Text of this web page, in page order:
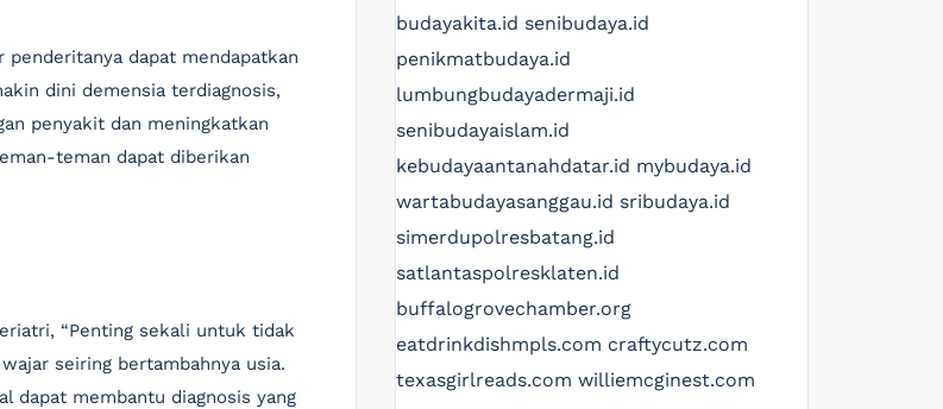
penderitanya dapat mendapatkan
dini demensia terdiagnosis,
penyakit dan meningkatkan
teman dapat diberikan
“Penting sekali untuk tidak
seiring bertambahnya usia.
dapat membantu diagnosis yang
budayakita.id senibudaya.id
penikmatbudaya.id
lumbungbudayadermaji.id
senibudayaislam.id
kebudayaantanahdatar.id mybudaya.id
wartabudayasanggau.id sribudaya.id
simerdupolresbatang.id
satlantaspolresklaten.id
buffalogrovechamber.org
eatdrinkdishmpls.com craftycutz.com
texasgirlreads.com williemcginest.com